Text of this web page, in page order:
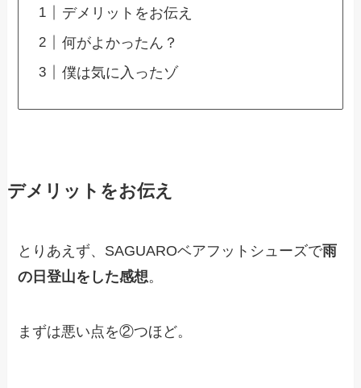
デメリットをお伝え
何がよかったん？
僕は気に入ったゾ
デメリットをお伝え
とりあえず、SAGUAROベアフットシューズで雨
の日登山をした感想。
まずは悪い点を②つほど。